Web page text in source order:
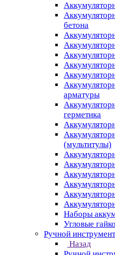
бетона
арматуры
герметика
(мультитулы)
Наборы
Угловые
Ручной инструмент
Назад